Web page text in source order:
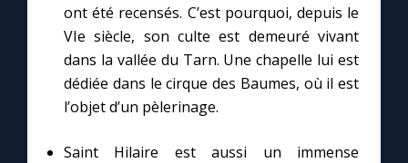
ont été recensés. C’est pourquoi, depuis le
VIe siècle, son culte est demeuré vivant
dans la vallée du Tarn. Une chapelle lui est
dédiée dans le cirque des Baumes, où il est
l’objet d’un pèlerinage.
Saint Hilaire est aussi un immense